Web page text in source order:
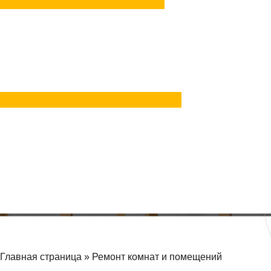
Главная страница » Ремонт комнат и помещений